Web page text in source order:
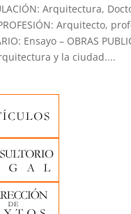
Arquitectura,
Arquitecto,
Ensayo – OBRAS
y la ciudad....